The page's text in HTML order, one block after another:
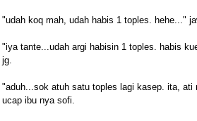
"udah koq mah, udah habis 1 toples. hehe..."
"iya tante...udah argi habisin 1 toples. habis
jg.
"aduh...sok atuh satu toples lagi kasep. ita, ati
ucap ibu nya sofi.